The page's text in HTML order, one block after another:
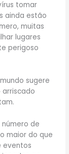
tomar
ainda estão
muitas
lugares
perigoso
sugere
de
maior do que
eventos